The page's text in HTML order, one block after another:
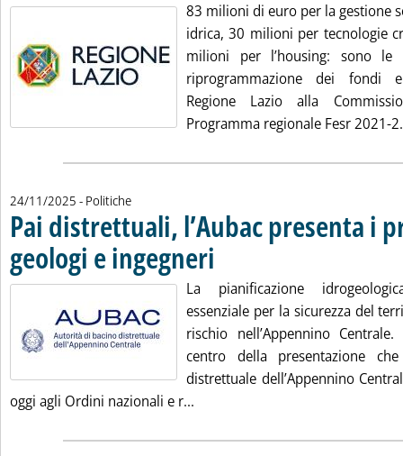
83 milioni di euro per la gestione
idrica, 30 milioni per tecnologie
milioni per l’housing: sono le
riprogrammazione dei fondi
Regione Lazio alla
Programma regionale Fesr 2021-
24/11/2025 - Politiche
Pai distrettuali, l’Aubac presenta i
geologi e ingegneri . Pubblicata lunedì 24 novembre 2025 alle
La pianificazione
essenziale per la sicurezza del
rischio nell’Appennino
centro della presentazione
distrettuale dell’Appennino
oggi agli Ordini nazionali e r...